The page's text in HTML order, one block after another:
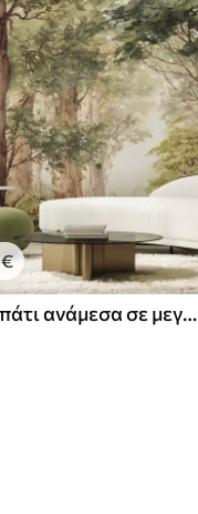
€
Δασικό μονοπάτι ανάμεσα σε μεγαλοπρεπή δέντρα σε στυλ ακουαρέλας